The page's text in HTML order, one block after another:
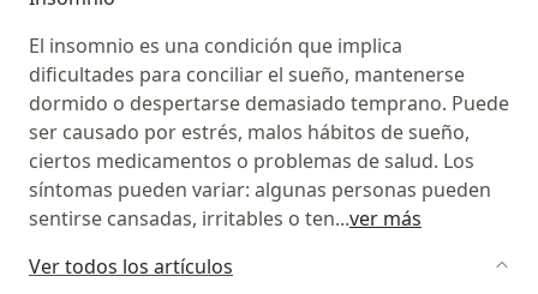
El insomnio es una condición que implica
dificultades para conciliar el sueño, mantenerse
dormido o despertarse demasiado temprano. Puede
ser causado por estrés, malos hábitos de sueño,
ciertos medicamentos o problemas de salud. Los
síntomas pueden variar: algunas personas pueden
sentirse cansadas, irritables o ten...ver más
Ver todos los artículos